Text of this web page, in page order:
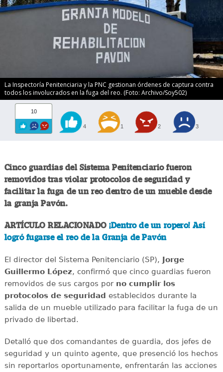
La Inspectoría Penitenciaria y la PNC gestionan órdenes de captura contra
todos los involucrados en la fuga del reo. (Foto: Archivo/Soy502)
10
4 1 2 3
Cinco guardias del Sistema Penitenciario fueron
removidos tras violar protocolos de seguridad y
facilitar la fuga de un reo dentro de un mueble desde
la granja Pavón.
ARTÍCULO RELACIONADO¡Dentro de un ropero! Así
logró fugarse el reo de la Granja de Pavón
El director del Sistema Penitenciario (SP), Jorge
Guillermo López, confirmó que cinco guardias fueron
removidos de sus cargos por no cumplir los
protocolos de seguridad establecidos durante la
salida de un mueble utilizado para facilitar la fuga de un
privado de libertad.
Detalló que dos comandantes de guardia, dos jefes de
seguridad y un quinto agente, que presenció los hechos
sin reportarlos oportunamente, enfrentarán las acciones